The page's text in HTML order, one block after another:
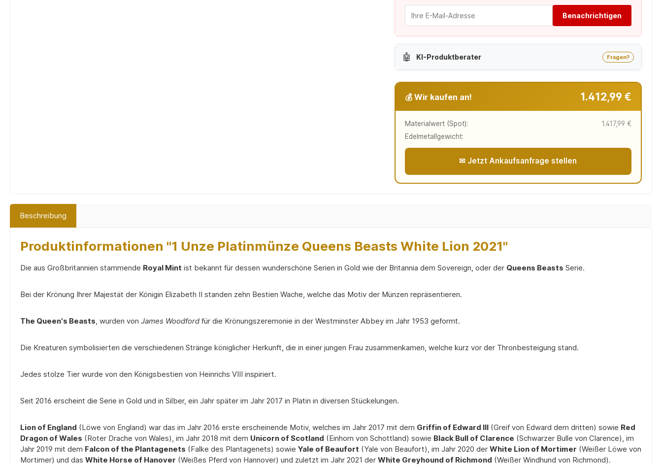
Benachrichtigen
🤖 KI-Produktberater Fragen?
💰 Wir kaufen an! 1.412,99 €
Materialwert (Spot):
1.417,99 €
Edelmetallgewicht:
✉ Jetzt Ankaufsanfrage stellen
Beschreibung
Produktinformationen "1 Unze Platinmünze Queens Beasts White Lion 2021"
Die aus Großbritannien stammende Royal Mint ist bekannt für dessen wunderschöne Serien in Gold wie der Britannia dem Sovereign, oder der Queens Beasts Serie.
Bei der Krönung Ihrer Majestät der Königin Elizabeth II standen zehn Bestien Wache, welche das Motiv der Münzen repräsentieren.
The Queen's Beasts, wurden von James Woodford für die Krönungszeremonie in der Westminster Abbey im Jahr 1953 geformt.
Die Kreaturen symbolisierten die verschiedenen Stränge königlicher Herkunft, die in einer jungen Frau zusammenkamen, welche kurz vor der Thronbesteigung stand.
Jedes stolze Tier wurde von den Königsbestien von Heinrichs VIII inspiriert.
Seit 2016 erscheint die Serie in Gold und in Silber, ein Jahr später im Jahr 2017 in Platin in diversen Stückelungen.
Lion of England (Löwe von England) war das im Jahr 2016 erste erscheinende Motiv, welches im Jahr 2017 mit dem Griffin of Edward III (Greif von Edward dem dritten) sowie Red
Dragon of Wales (Roter Drache von Wales), im Jahr 2018 mit dem Unicorn of Scotland (Einhorn von Schottland) sowie Black Bull of Clarence (Schwarzer Bulle von Clarence), im
Jahr 2019 mit dem Falcon of the Plantagenets (Falke des Plantagenets) sowie Yale of Beaufort (Yale von Beaufort), im Jahr 2020 der White Lion of Mortimer (Weißer Löwe von
Mortimer) und das White Horse of Hanover (Weißes Pferd von Hannover) und zuletzt im Jahr 2021 der White Greyhound of Richmond (Weißer Windhund von Richmond).